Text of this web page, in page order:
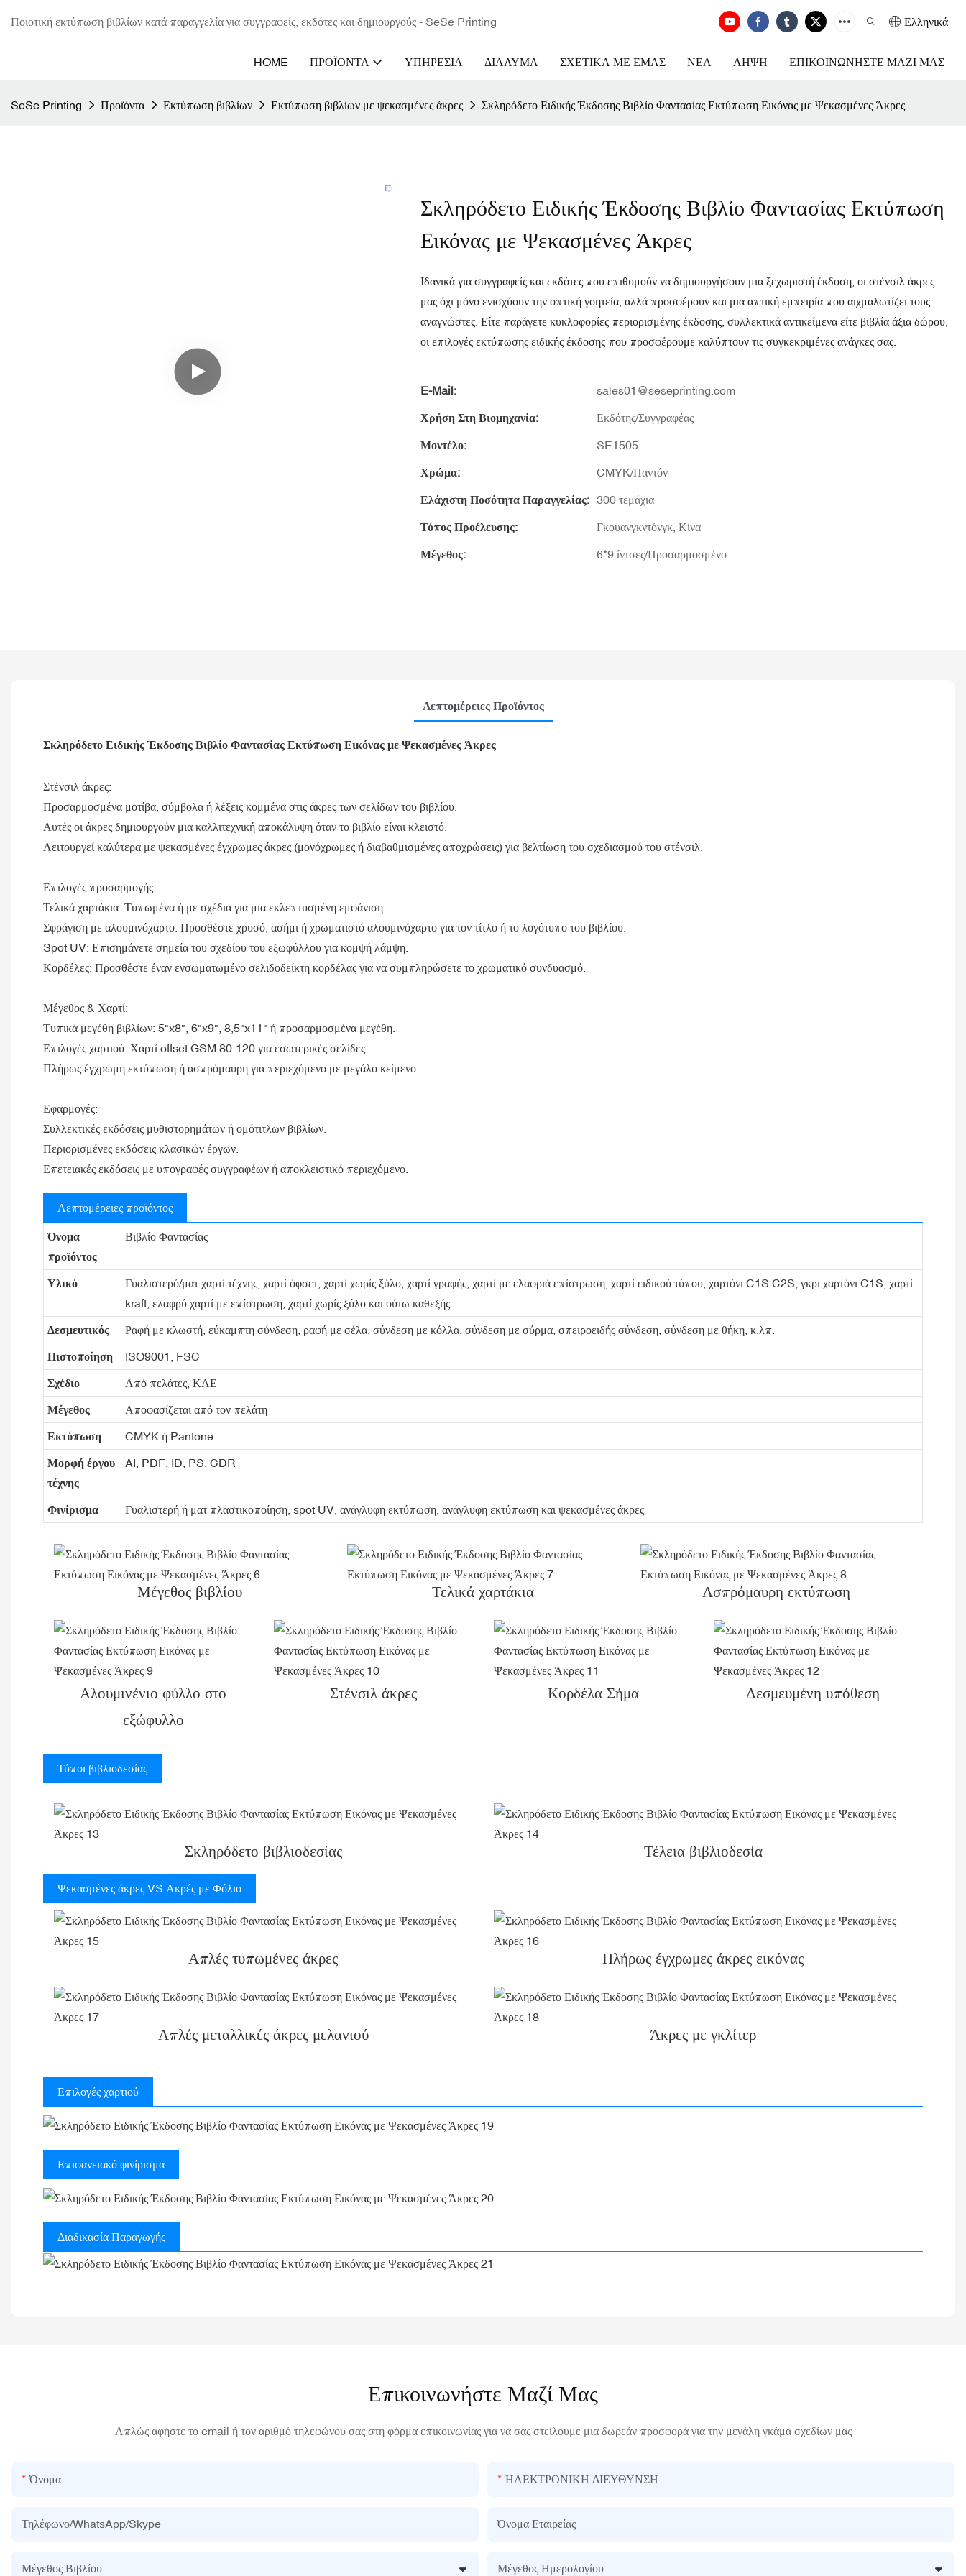
Ποιοτική εκτύπωση βιβλίων κατά παραγγελία για συγγραφείς, εκδότες και δημιουργούς - SeSe Printing Ελληνικά
HOME ΠΡΟΪΌΝΤΑ ΥΠΗΡΕΣΊΑ ΔΙΆΛΥΜΑ ΣΧΕΤΙΚΆ ΜΕ ΕΜΆΣ ΝΈΑ ΛΉΨΗ ΕΠΙΚΟΙΝΩΝΉΣΤΕ ΜΑΖΊ ΜΑΣ
SeSe Printing Προϊόντα Εκτύπωση βιβλίων Εκτύπωση βιβλίων με ψεκασμένες άκρες Σκληρόδετο Ειδικής Έκδοσης Βιβλίο Φαντασίας Εκτύπωση Εικόνας με Ψεκασμένες Άκρες
Σκληρόδετο Ειδικής Έκδοσης Βιβλίο Φαντασίας Εκτύπωση
Εικόνας με Ψεκασμένες Άκρες
Ιδανικά για συγγραφείς και εκδότες που επιθυμούν να δημιουργήσουν μια ξεχωριστή έκδοση, οι στένσιλ άκρες
μας όχι μόνο ενισχύουν την οπτική γοητεία, αλλά προσφέρουν και μια απτική εμπειρία που αιχμαλωτίζει τους
αναγνώστες. Είτε παράγετε κυκλοφορίες περιορισμένης έκδοσης, συλλεκτικά αντικείμενα είτε βιβλία άξια δώρου,
οι επιλογές εκτύπωσης ειδικής έκδοσης που προσφέρουμε καλύπτουν τις συγκεκριμένες ανάγκες σας.
E-Mail: sales01@seseprinting.com
Χρήση Στη Βιομηχανία: Εκδότης/Συγγραφέας
Μοντέλο: SE1505
Χρώμα: CMYK/Παντόν
Ελάχιστη Ποσότητα Παραγγελίας: 300 τεμάχια
Τόπος Προέλευσης: Γκουανγκντόνγκ, Κίνα
Μέγεθος: 6*9 ίντσες/Προσαρμοσμένο
Λεπτομέρειες Προϊόντος
Σκληρόδετο Ειδικής Έκδοσης Βιβλίο Φαντασίας Εκτύπωση Εικόνας με Ψεκασμένες Άκρες
Στένσιλ άκρες:
Προσαρμοσμένα μοτίβα, σύμβολα ή λέξεις κομμένα στις άκρες των σελίδων του βιβλίου.
Αυτές οι άκρες δημιουργούν μια καλλιτεχνική αποκάλυψη όταν το βιβλίο είναι κλειστό.
Λειτουργεί καλύτερα με ψεκασμένες έγχρωμες άκρες (μονόχρωμες ή διαβαθμισμένες αποχρώσεις) για βελτίωση του σχεδιασμού του στένσιλ.
Επιλογές προσαρμογής:
Τελικά χαρτάκια: Τυπωμένα ή με σχέδια για μια εκλεπτυσμένη εμφάνιση.
Σφράγιση με αλουμινόχαρτο: Προσθέστε χρυσό, ασήμι ή χρωματιστό αλουμινόχαρτο για τον τίτλο ή το λογότυπο του βιβλίου.
Spot UV: Επισημάνετε σημεία του σχεδίου του εξωφύλλου για κομψή λάμψη.
Κορδέλες: Προσθέστε έναν ενσωματωμένο σελιδοδείκτη κορδέλας για να συμπληρώσετε το χρωματικό συνδυασμό.
Μέγεθος & Χαρτί:
Τυπικά μεγέθη βιβλίων: 5"x8", 6"x9", 8,5"x11" ή προσαρμοσμένα μεγέθη.
Επιλογές χαρτιού: Χαρτί offset GSM 80-120 για εσωτερικές σελίδες.
Πλήρως έγχρωμη εκτύπωση ή ασπρόμαυρη για περιεχόμενο με μεγάλο κείμενο.
Εφαρμογές:
Συλλεκτικές εκδόσεις μυθιστορημάτων ή ομότιτλων βιβλίων.
Περιορισμένες εκδόσεις κλασικών έργων.
Επετειακές εκδόσεις με υπογραφές συγγραφέων ή αποκλειστικό περιεχόμενο.
Λεπτομέρειες προϊόντος
Όνομα
προϊόντος
Βιβλίο Φαντασίας
Υλικό
Γυαλιστερό/ματ χαρτί τέχνης, χαρτί όφσετ, χαρτί χωρίς ξύλο, χαρτί γραφής, χαρτί με ελαφριά επίστρωση, χαρτί ειδικού τύπου, χαρτόνι C1S C2S, γκρι χαρτόνι C1S, χαρτί
kraft, ελαφρύ χαρτί με επίστρωση, χαρτί χωρίς ξύλο και ούτω καθεξής.
Δεσμευτικός Ραφή με κλωστή, εύκαμπτη σύνδεση, ραφή με σέλα, σύνδεση με κόλλα, σύνδεση με σύρμα, σπειροειδής σύνδεση, σύνδεση με θήκη, κ.λπ.
Πιστοποίηση ISO9001, FSC
Σχέδιο Από πελάτες, ΚΑΕ
Μέγεθος Αποφασίζεται από τον πελάτη
Εκτύπωση CMYK ή Pantone
Μορφή έργου
τέχνης
AI, PDF, ID, PS, CDR
Φινίρισμα Γυαλιστερή ή ματ πλαστικοποίηση, spot UV, ανάγλυφη εκτύπωση, ανάγλυφη εκτύπωση και ψεκασμένες άκρες
Μέγεθος βιβλίου Τελικά χαρτάκια Ασπρόμαυρη εκτύπωση
Αλουμινένιο φύλλο στο
εξώφυλλο
Στένσιλ άκρες Κορδέλα Σήμα Δεσμευμένη υπόθεση
Τύποι βιβλιοδεσίας
Σκληρόδετο βιβλιοδεσίας Τέλεια βιβλιοδεσία
Ψεκασμένες άκρες VS Ακρές με Φόλιο
Απλές τυπωμένες άκρες Πλήρως έγχρωμες άκρες εικόνας
Απλές μεταλλικές άκρες μελανιού Άκρες με γκλίτερ
Επιλογές χαρτιού
Επιφανειακό φινίρισμα
Διαδικασία Παραγωγής
Επικοινωνήστε Μαζί Μας
Απλώς αφήστε το email ή τον αριθμό τηλεφώνου σας στη φόρμα επικοινωνίας για να σας στείλουμε μια δωρεάν προσφορά για την μεγάλη γκάμα σχεδίων μας
Όνομα ΗΛΕΚΤΡΟΝΙΚΗ ΔΙΕΥΘΥΝΣΗ
Τηλέφωνο/WhatsApp/Skype Όνομα Εταιρείας
Μέγεθος Βιβλίου Μέγεθος Ημερολογίου